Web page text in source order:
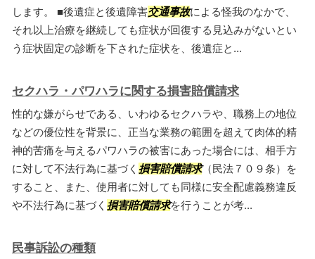
します。 ■後遺症と後遺障害交通事故による怪我のなかで、
それ以上治療を継続しても症状が回復する見込みがないとい
う症状固定の診断を下された症状を、後遺症と...
セクハラ・パワハラに関する損害賠償請求
性的な嫌がらせである、いわゆるセクハラや、職務上の地位
などの優位性を背景に、正当な業務の範囲を超えて肉体的精
神的苦痛を与えるパワハラの被害にあった場合には、相手方
に対して不法行為に基づく 損害賠償請求（民法７０９条）を
すること、また、使用者に対しても同様に安全配慮義務違反
や不法行為に基づく 損害賠償請求を行うことが考...
民事訴訟の種類